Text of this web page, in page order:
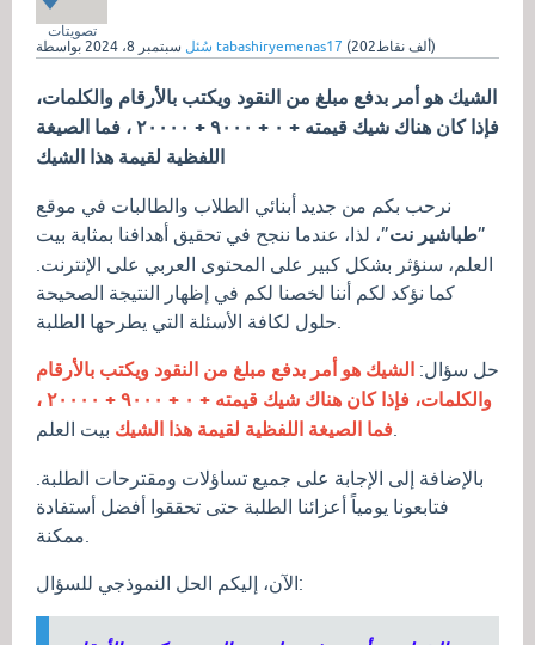
تصويتات
سُئل سبتمبر 8، 2024 tabashiryemenas17 ( 202ألف نقاط)
الشيك هو أمر بدفع مبلغ من النقود ويكتب بالأرقام والكلمات،
فإذا كان هناك شيك قيمته + ۰ + ۹۰۰۰ + ۲۰۰۰۰ ، فما الصيغة
اللفظية لقيمة هذا الشيك
نرحب بكم من جديد أبنائي الطلاب والطالبات في موقع
”طباشير نت”، لذا، عندما ننجح في تحقيق أهدافنا بمثابة بيت
العلم، سنؤثر بشكل كبير على المحتوى العربي على الإنترنت.
كما نؤكد لكم أننا لخصنا لكم في إظهار النتيجة الصحيحة
حل سؤال: الشيك هو أمر بدفع مبلغ من النقود ويكتب بالأرقام
والكلمات، فإذا كان هناك شيك قيمته + ۰ + ۹۰۰۰ + ۲۰۰۰۰ ،
فما الصيغة اللفظية لقيمة هذا الشيك
بالإضافة إلى الإجابة على جميع تساؤلات ومقترحات الطلبة.
فتابعونا يومياً أعزائنا الطلبة حتى تحققوا أفضل أستفادة
الآن، إليكم الحل النموذجي للسؤال: